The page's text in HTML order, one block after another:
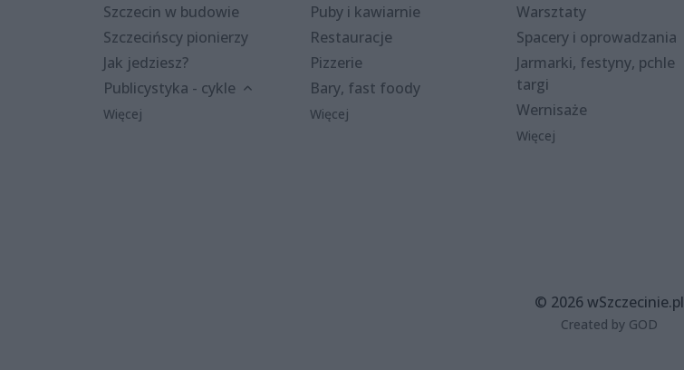
Szczecin w budowie
Szczecińscy pionierzy
Jak jedziesz?
Publicystyka - cykle
Więcej
Puby i kawiarnie
Restauracje
Pizzerie
Bary, fast foody
Więcej
Warsztaty
Spacery i oprowadzania
Jarmarki, festyny, pchle
targi
Wernisaże
Więcej
© 2026 wSzczecinie.pl
Created by GOD